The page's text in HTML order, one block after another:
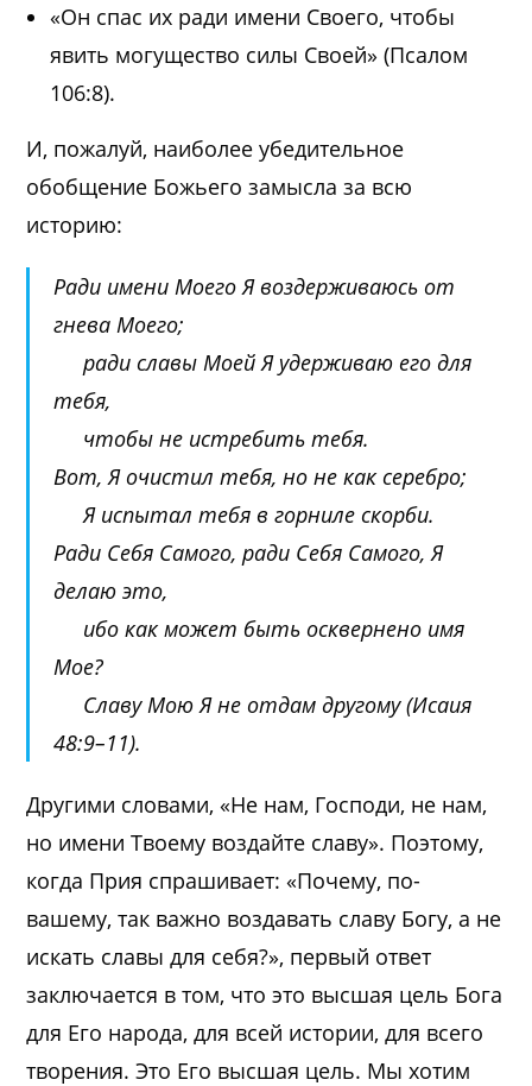
«Он спас их ради имени Своего, чтобы
явить могущество силы Своей» (Псалом
106:8).
И, пожалуй, наиболее убедительное
обобщение Божьего замысла за всю
историю:
Ради имени Моего Я воздерживаюсь от
гнева Моего;
ради славы Моей Я удерживаю его для
тебя,
чтобы не истребить тебя.
Вот, Я очистил тебя, но не как серебро;
Я испытал тебя в горниле скорби.
Ради Себя Самого, ради Себя Самого, Я
делаю это,
ибо как может быть осквернено имя
Мое?
Славу Мою Я не отдам другому (Исаия
48:9–11).
Другими словами, «Не нам, Господи, не нам,
но имени Твоему воздайте славу». Поэтому,
когда Прия спрашивает: «Почему, по-
вашему, так важно воздавать славу Богу, а не
искать славы для себя?», первый ответ
заключается в том, что это высшая цель Бога
для Его народа, для всей истории, для всего
творения. Это Его высшая цель. Мы хотим